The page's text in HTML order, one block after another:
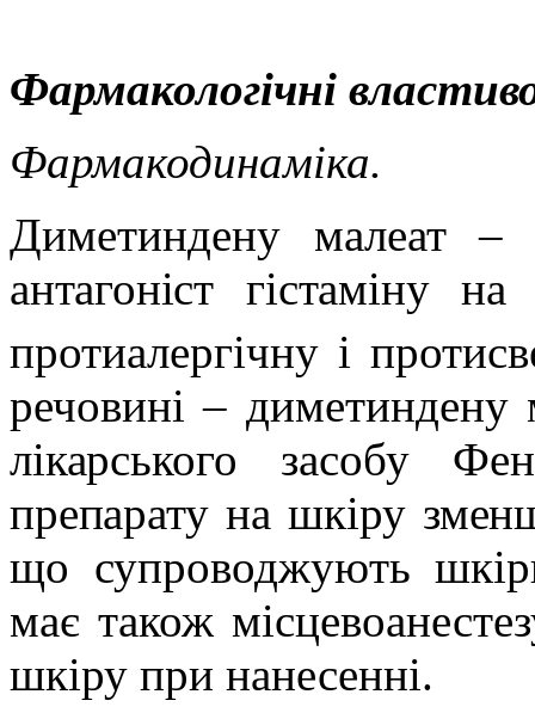
Фармакологічні
Фармакодинаміка.
Диметиндену малеат –
антагоніст гістаміну
протиалергічну і
речовині – диметиндену
лікарського засобу
препарату на шкіру
що супроводжують
має також
шкіру при нанесенні.